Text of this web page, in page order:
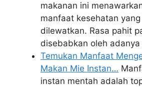
makanan ini
manfaat kesehatan
dilewatkan. Rasa pahit
disebabkan oleh
Temukan Manfaat
Makan Mie Instan…
instan mentah adalah